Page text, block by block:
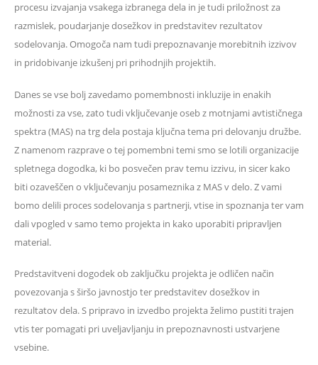
PROJEKTA
LIPS
procesu izvajanja vsakega izbranega dela in je tudi priložnost za
razmislek, poudarjanje dosežkov in predstavitev rezultatov
sodelovanja. Omogoča nam tudi prepoznavanje morebitnih izzivov
in pridobivanje izkušenj pri prihodnjih projektih.
Danes se vse bolj zavedamo pomembnosti inkluzije in enakih
možnosti za vse, zato tudi vključevanje oseb z motnjami avtističnega
spektra (MAS) na trg dela postaja ključna tema pri delovanju družbe.
Z namenom razprave o tej pomembni temi smo se lotili organizacije
spletnega dogodka, ki bo posvečen prav temu izzivu, in sicer kako
biti ozaveščen o vključevanju posameznika z MAS v delo. Z vami
bomo delili proces sodelovanja s partnerji, vtise in spoznanja ter vam
dali vpogled v samo temo projekta in kako uporabiti pripravljen
material.
Predstavitveni dogodek ob zaključku projekta je odličen način
povezovanja s širšo javnostjo ter predstavitev dosežkov in
rezultatov dela. S pripravo in izvedbo projekta želimo pustiti trajen
vtis ter pomagati pri uveljavljanju in prepoznavnosti ustvarjene
vsebine.